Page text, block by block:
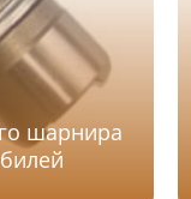
шарнира